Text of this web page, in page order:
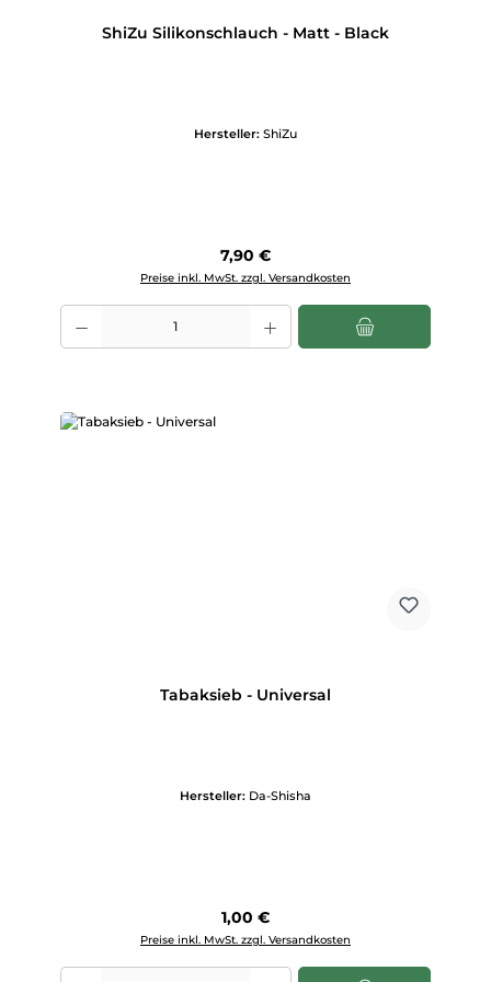
ShiZu Silikonschlauch - Matt - Black
Hersteller: ShiZu
Regulärer Preis:
7,90 €
Preise inkl. MwSt. zzgl. Versandkosten
Produkt Anzahl: Gib den gewünschten Wert ein oder benutze die
Tabaksieb - Universal
Hersteller: Da-Shisha
Regulärer Preis:
1,00 €
Preise inkl. MwSt. zzgl. Versandkosten
Produkt Anzahl: Gib den gewünschten Wert ein oder benutze die